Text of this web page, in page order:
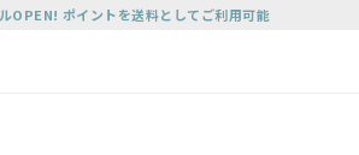
OPEN! ポイントを送料としてご利用可能